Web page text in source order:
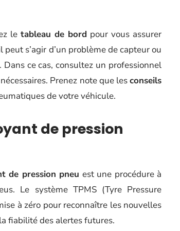
le tableau de bord pour vous assurer
s’agir d’un problème de capteur ou
ce cas, consultez un professionnel
Prenez note que lesconseils
de votre véhicule.
de pression
de pression pneu est une procédure à
Le système TPMS (Tyre Pressure
à zéro pour reconnaître les nouvelles
fiabilité des alertes futures.